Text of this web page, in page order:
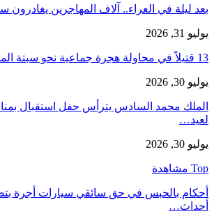
بعد ليلة في العراء.. آلاف المهاجرين يغادرون
يوليو 31, 2026
13 قتيلاً في محاولة هجرة جماعية نحو سبتة المحتلة
يوليو 30, 2026
لعيد…
يوليو 30, 2026
Top مشاهدة
أحكام بالحبس في حق سائقي سيارات أجرة
أحداث…